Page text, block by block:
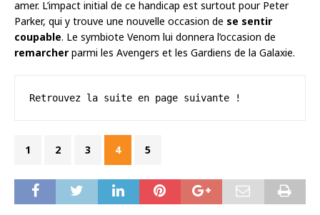
amer. L’impact initial de ce handicap est surtout pour Peter
Parker, qui y trouve une nouvelle occasion de se sentir
coupable. Le symbiote Venom lui donnera l’occasion de
remarcher parmi les Avengers et les Gardiens de la Galaxie.
Retrouvez la suite en page suivante !
1 2 3 4 5